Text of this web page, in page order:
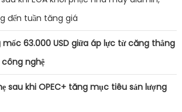
đến tuần tăng giá
63.000 USD giữa áp lực từ căng thẳng
nghệ
sau khi OPEC+ tăng mục tiêu sản lượng